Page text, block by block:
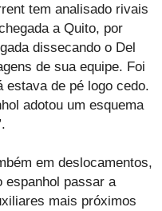
tem analisado rivais
a Quito, por
dissecando o Del
de sua equipe. Foi
estava de pé logo cedo.
adotou um esquema
em deslocamentos,
espanhol passar a
mais próximos